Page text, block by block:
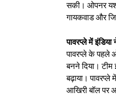
सकी। ओपनर
गायकवाड और
पावरप्ले में
पावरप्ले के पहले
बनने दिया।
बढ़ाया।
आखिरी बॉल पर